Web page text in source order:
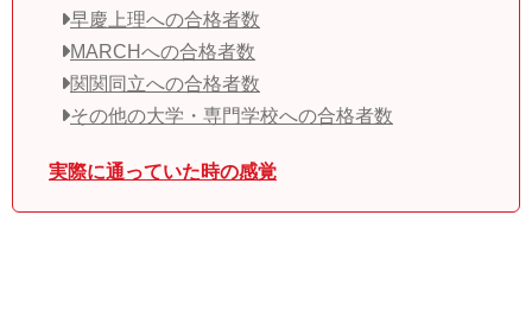
早慶上理への合格者数
MARCHへの合格者数
関関同立への合格者数
その他の大学・専門学校への合格者数
実際に通っていた時の感覚